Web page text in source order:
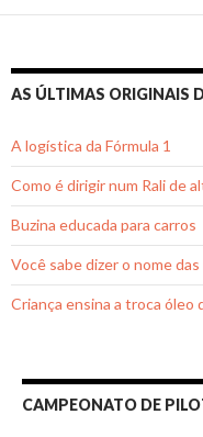
posts
AS ÚLTIMAS ORIGINAIS
A logística da Fórmula 1
Como é dirigir num Rali de
Buzina educada para carros
Você sabe dizer o nome
Criança ensina a troca óleo
CAMPEONATO DE